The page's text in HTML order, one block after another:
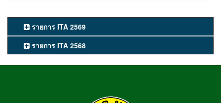
รายการ ITA 2569
รายการ ITA 2568